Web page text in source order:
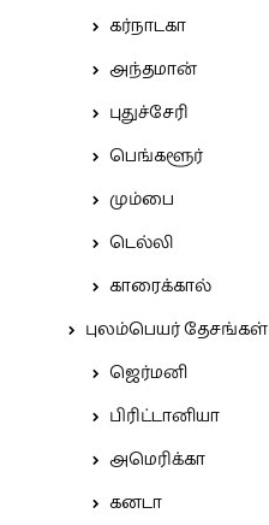
கர்நாடகா
அந்தமான்
புதுச்சேரி
பெங்களூர்
மும்பை
டெல்லி
காரைக்கால்
புலம்பெயர் தேசங்கள்
ஜெர்மனி
பிரிட்டானியா
அமெரிக்கா
கனடா